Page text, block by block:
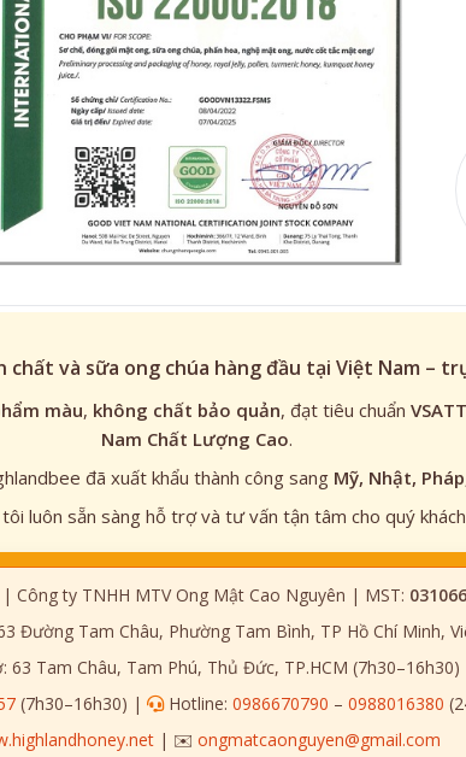
và sữa ong chúa hàng đầu tại Việt Nam –
màu, không chất bảo quản, đạt tiêu chuẩn
Nam Chất Lượng Cao.
đã xuất khẩu thành công sang Mỹ, Nhật,
luôn sẵn sàng hỗ trợ và tư vấn tận tâm cho quý
Công ty TNHH MTV Ong Mật Cao Nguyên | MST:
Đường Tam Châu, Phường Tam Bình, TP Hồ Chí Minh,
63 Tam Châu, Tam Phú, Thủ Đức, TP.HCM (7h30–16h30)
(7h30–16h30) | Hotline: 0986670790 – 0988016380
| ✉️ ongmatcaonguyen@gmail.com